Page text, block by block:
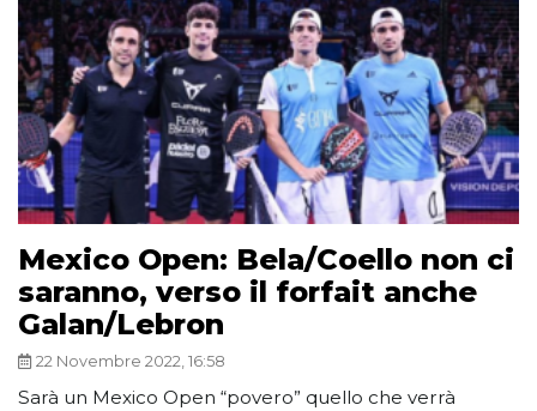
Mexico Open: Bela/Coello non ci
saranno, verso il forfait anche
Galan/Lebron
22 Novembre 2022, 16:58
Sarà un Mexico Open “povero” quello che verrà